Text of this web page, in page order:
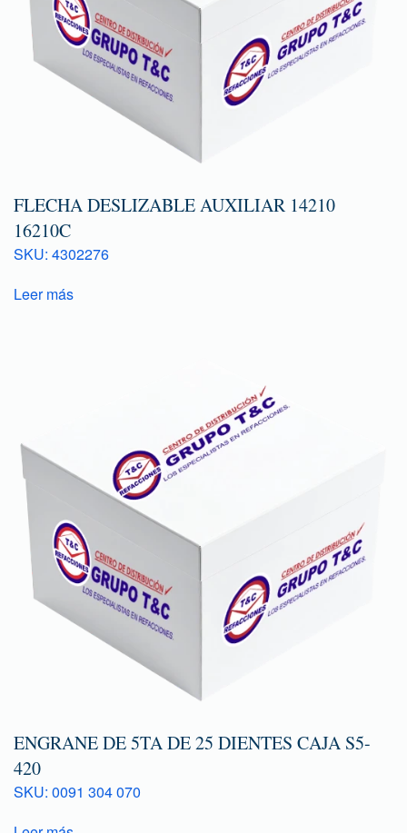
FLECHA DESLIZABLE AUXILIAR 14210
16210C
SKU: 4302276
Leer más
ENGRANE DE 5TA DE 25 DIENTES CAJA S5-
420
SKU: 0091 304 070